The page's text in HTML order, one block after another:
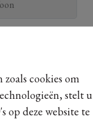
cookies om
stelt u
op deze website te